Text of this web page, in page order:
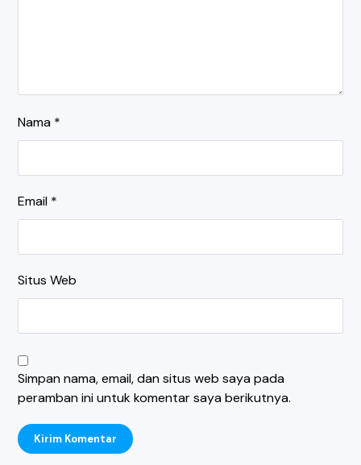
Nama *
Email *
Situs Web
Simpan nama, email, dan situs web saya pada
peramban ini untuk komentar saya berikutnya.
Kirim Komentar